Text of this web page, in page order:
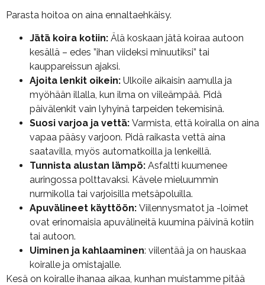
Parasta hoitoa on aina ennaltaehkäisy.
Jätä koira kotiin: Älä koskaan jätä koiraa autoon
kesällä – edes ”ihan viideksi minuutiksi” tai
kauppareissun ajaksi.
Ajoita lenkit oikein: Ulkoile aikaisin aamulla ja
myöhään illalla, kun ilma on viileämpää. Pidä
päivälenkit vain lyhyinä tarpeiden tekemisinä.
Suosi varjoa ja vettä: Varmista, että koiralla on aina
vapaa pääsy varjoon. Pidä raikasta vettä aina
saatavilla, myös automatkoilla ja lenkeillä.
Tunnista alustan lämpö: Asfaltti kuumenee
auringossa polttavaksi. Kävele mieluummin
nurmikolla tai varjoisilla metsäpoluilla.
Apuvälineet käyttöön: Viilennysmatot ja -loimet
ovat erinomaisia apuvälineitä kuumina päivinä kotiin
tai autoon.
Uiminen ja kahlaaminen: viilentää ja on hauskaa
koiralle ja omistajalle.
Kesä on koiralle ihanaa aikaa, kunhan muistamme pitää